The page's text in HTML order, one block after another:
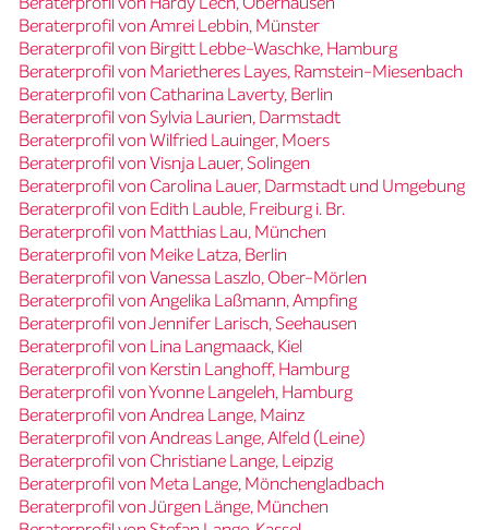
Beraterprofil von Amrei Lebbin, Münster
Beraterprofil von Birgitt Lebbe-Waschke, Hamburg
Beraterprofil von Marietheres Layes, Ramstein-Miesenbach
Beraterprofil von Catharina Laverty, Berlin
Beraterprofil von Sylvia Laurien, Darmstadt
Beraterprofil von Wilfried Lauinger, Moers
Beraterprofil von Visnja Lauer, Solingen
Beraterprofil von Carolina Lauer, Darmstadt und Umgebung
Beraterprofil von Edith Lauble, Freiburg i. Br.
Beraterprofil von Matthias Lau, München
Beraterprofil von Meike Latza, Berlin
Beraterprofil von Vanessa Laszlo, Ober-Mörlen
Beraterprofil von Angelika Laßmann, Ampfing
Beraterprofil von Jennifer Larisch, Seehausen
Beraterprofil von Lina Langmaack, Kiel
Beraterprofil von Kerstin Langhoff, Hamburg
Beraterprofil von Yvonne Langeleh, Hamburg
Beraterprofil von Andrea Lange, Mainz
Beraterprofil von Andreas Lange, Alfeld (Leine)
Beraterprofil von Christiane Lange, Leipzig
Beraterprofil von Meta Lange, Mönchengladbach
Beraterprofil von Jürgen Länge, München